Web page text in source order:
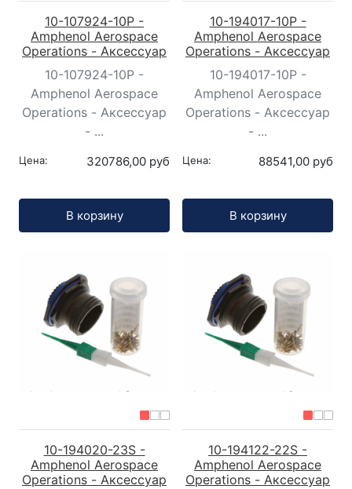
10-107924-10P -
Amphenol Aerospace
Operations - Аксессуар
10-107924-10P -
Amphenol Aerospace
Operations - Аксессуар
- ...
Цена: 320786,00 руб
В корзину
10-194017-10P -
Amphenol Aerospace
Operations - Аксессуар
10-194017-10P -
Amphenol Aerospace
Operations - Аксессуар
- ...
Цена: 88541,00 руб
В корзину
10-194020-23S -
Amphenol Aerospace
Operations - Аксессуар
10-194122-22S -
Amphenol Aerospace
Operations - Аксессуар